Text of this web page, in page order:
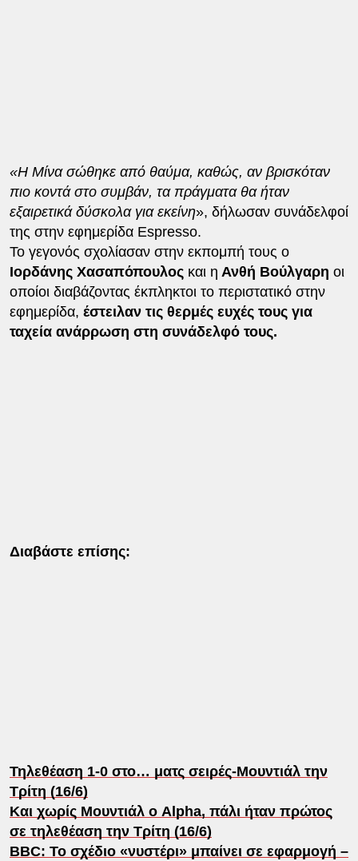
«Η Μίνα σώθηκε από θαύμα, καθώς, αν βρισκόταν
πιο κοντά στο συμβάν, τα πράγματα θα ήταν
εξαιρετικά δύσκολα για εκείνη», δήλωσαν συνάδελφοί
της στην εφημερίδα Espresso.
Το γεγονός σχολίασαν στην εκπομπή τους ο
Ιορδάνης Χασαπόπουλοςκαι η Ανθή Βούλγαρη οι
οποίοι διαβάζοντας έκπληκτοι το περιστατικό στην
εφημερίδα, έστειλαν τις θερμές ευχές τους για
ταχεία ανάρρωση στη συνάδελφό τους.
Διαβάστε επίσης:
Τηλεθέαση 1-0 στο… ματς σειρές-Μουντιάλ την
Τρίτη (16/6)
Και χωρίς Μουντιάλ ο Alpha, πάλι ήταν πρώτος
σε τηλεθέαση την Τρίτη (16/6)
BBC: Το σχέδιο «νυστέρι» μπαίνει σε εφαρμογή –